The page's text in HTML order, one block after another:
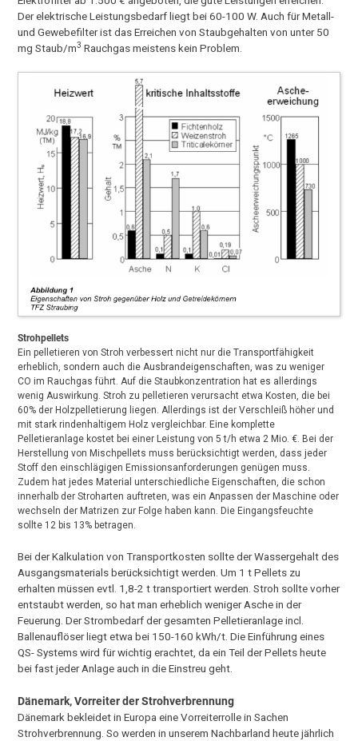
Der elektrische Leistungsbedarf liegt bei 60-100 W. Auch für Metall-
und Gewebefilter ist das Erreichen von Staubgehalten von unter 50
mg Staub/m3 Rauchgas meistens kein Problem.
Strohpellets
Ein pelletieren von Stroh verbessert nicht nur die Transportfähigkeit
erheblich, sondern auch die Ausbrandeigenschaften, was zu weniger
CO im Rauchgas führt. Auf die Staubkonzentration hat es allerdings
wenig Auswirkung. Stroh zu pelletieren verursacht etwa Kosten, die bei
60% der Holzpelletierung liegen. Allerdings ist der Verschleiß höher und
mit stark rindenhaltigem Holz vergleichbar. Eine komplette
Pelletieranlage kostet bei einer Leistung von 5 t/h etwa 2 Mio. €. Bei der
Herstellung von Mischpellets muss berücksichtigt werden, dass jeder
Stoff den einschlägigen Emissionsanforderungen genügen muss.
Zudem hat jedes Material unterschiedliche Eigenschaften, die schon
innerhalb der Stroharten auftreten, was ein Anpassen der Maschine oder
wechseln der Matrizen zur Folge haben kann. Die Eingangsfeuchte
sollte 12 bis 13% betragen.
Bei der Kalkulation von Transportkosten sollte der Wassergehalt des
Ausgangsmaterials berücksichtigt werden. Um 1 t Pellets zu
erhalten müssen evtl. 1,8-2 t transportiert werden. Stroh sollte vorher
entstaubt werden, so hat man erheblich weniger Asche in der
Feuerung. Der Strombedarf der gesamten Pelletieranlage incl.
Ballenauflöser liegt etwa bei 150-160 kWh/t. Die Einführung eines
QS- Systems wird für wichtig erachtet, da ein Teil der Pellets heute
bei fast jeder Anlage auch in die Einstreu geht.
Dänemark, Vorreiter der Strohverbrennung
Dänemark bekleidet in Europa eine Vorreiterrolle in Sachen
Strohverbrennung. So werden in unserem Nachbarland heute jährlich